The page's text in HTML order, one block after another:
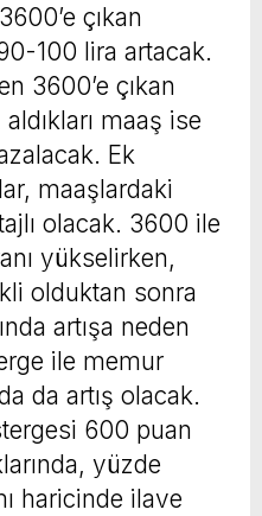
çıkan
100 lira artacak.
3600’e çıkan
maaş ise
Ek
maaşlardaki
olacak. 3600 ile
yükselirken,
olduktan sonra
artışa neden
ile memur
da artış olacak.
600 puan
yüzde
haricinde ilave